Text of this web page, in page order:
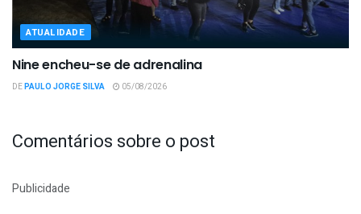
ATUALIDADE
Nine encheu-se de adrenalina
DEPAULO JORGE SILVA 05/08/2026
Comentários sobre o post
Publicidade